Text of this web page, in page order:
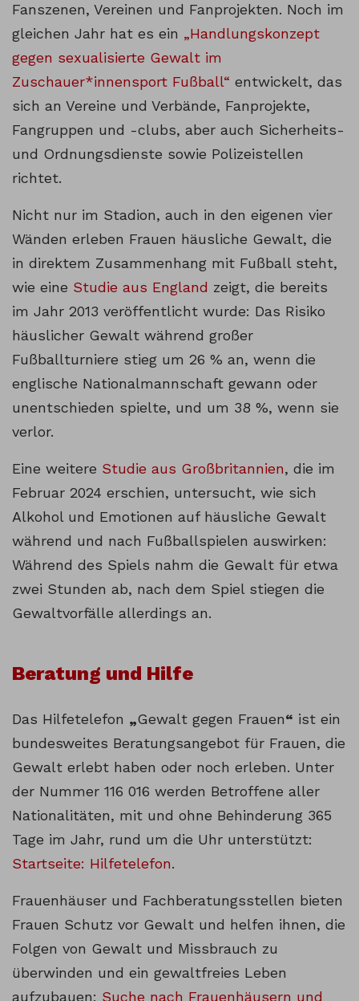
Fanszenen, Vereinen und Fanprojekten. Noch im
gleichen Jahr hat es ein „Handlungskonzept
gegen sexualisierte Gewalt im
Zuschauer*innensport Fußball“ entwickelt, das
sich an Vereine und Verbände, Fanprojekte,
Fangruppen und -clubs, aber auch Sicherheits-
und Ordnungsdienste sowie Polizeistellen
richtet.
Nicht nur im Stadion, auch in den eigenen vier
Wänden erleben Frauen häusliche Gewalt, die
in direktem Zusammenhang mit Fußball steht,
wie eine Studie aus England zeigt, die bereits
im Jahr 2013 veröffentlicht wurde: Das Risiko
häuslicher Gewalt während großer
Fußballturniere stieg um 26 % an, wenn die
englische Nationalmannschaft gewann oder
unentschieden spielte, und um 38 %, wenn sie
verlor.
Eine weitere Studie aus Großbritannien, die im
Februar 2024 erschien, untersucht, wie sich
Alkohol und Emotionen auf häusliche Gewalt
während und nach Fußballspielen auswirken:
Während des Spiels nahm die Gewalt für etwa
zwei Stunden ab, nach dem Spiel stiegen die
Gewaltvorfälle allerdings an.
Beratung und Hilfe
Das Hilfetelefon „Gewalt gegen Frauen“ ist ein
bundesweites Beratungsangebot für Frauen, die
Gewalt erlebt haben oder noch erleben. Unter
der Nummer 116 016 werden Betroffene aller
Nationalitäten, mit und ohne Behinderung 365
Tage im Jahr, rund um die Uhr unterstützt:
Startseite: Hilfetelefon.
Frauenhäuser und Fachberatungsstellen bieten
Frauen Schutz vor Gewalt und helfen ihnen, die
Folgen von Gewalt und Missbrauch zu
überwinden und ein gewaltfreies Leben
aufzubauen: Suche nach Frauenhäusern und